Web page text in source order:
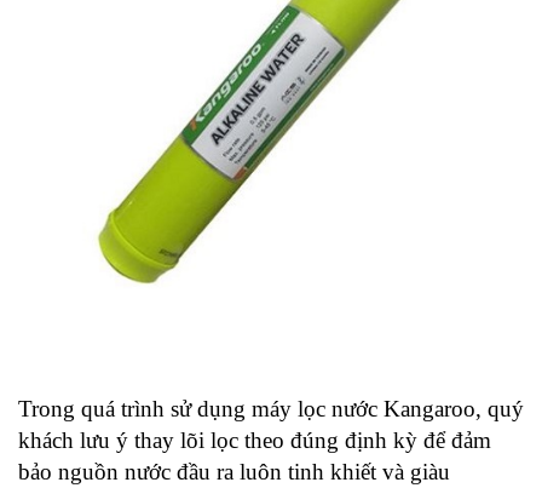
Trong quá trình sử dụng máy lọc nước Kangaroo, quý
khách lưu ý thay lõi lọc theo đúng định kỳ để đảm
bảo nguồn nước đầu ra luôn tinh khiết và giàu